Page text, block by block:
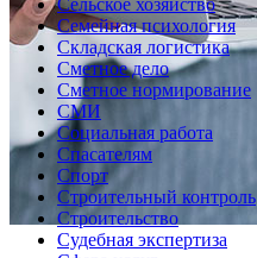
Сельское хозяйство
Семейная психология
Складская логистика
Сметное дело
Сметное нормирование
СМИ
Социальная работа
Спасателям
Спорт
Строительный контроль
Строительство
Судебная экспертиза